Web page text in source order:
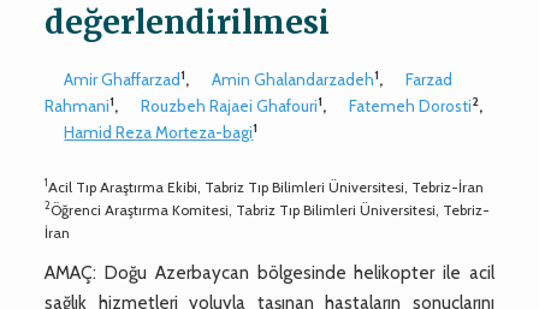
değerlendirilmesi
Amir Ghaffarzad1, Amin Ghalandarzadeh1,
Farzad
Rahmani1, Rouzbeh Rajaei Ghafouri1, Fatemeh Dorosti2,
Hamid Reza Morteza-bagi1
1Acil Tıp Araştırma Ekibi, Tabriz Tıp Bilimleri Üniversitesi, Tebriz-İran
2Öğrenci Araştırma Komitesi, Tabriz Tıp Bilimleri Üniversitesi, Tebriz-
İran
AMAÇ: Doğu Azerbaycan bölgesinde helikopter ile acil
sağlık hizmetleri yoluyla taşınan hastaların sonuçlarını